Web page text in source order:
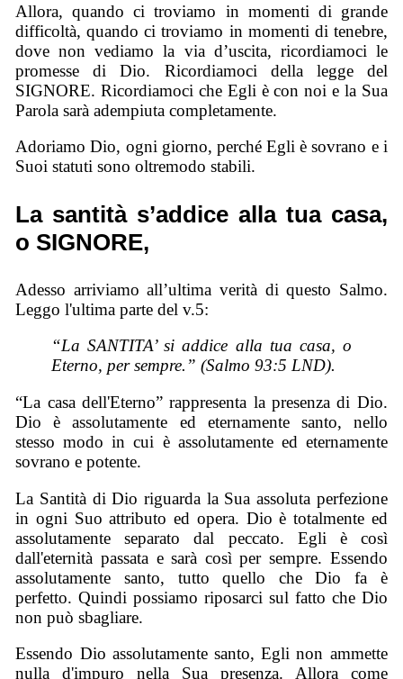
Allora, quando ci troviamo in momenti di grande
difficoltà, quando ci troviamo in momenti di tenebre,
dove non vediamo la via d’uscita, ricordiamoci le
promesse di Dio. Ricordiamoci della legge del
SIGNORE. Ricordiamoci che Egli è con noi e la Sua
Parola sarà adempiuta completamente.
Adoriamo Dio, ogni giorno, perché Egli è sovrano e i
Suoi statuti sono oltremodo stabili.
La santità s’addice alla tua casa,
o SIGNORE,
Adesso arriviamo all’ultima verità di questo Salmo.
Leggo l'ultima parte del v.5:
“La SANTITA’ si addice alla tua casa, o
Eterno, per sempre.” (Salmo 93:5 LND).
“La casa dell'Eterno” rappresenta la presenza di Dio.
Dio è assolutamente ed eternamente santo, nello
stesso modo in cui è assolutamente ed eternamente
sovrano e potente.
La Santità di Dio riguarda la Sua assoluta perfezione
in ogni Suo attributo ed opera. Dio è totalmente ed
assolutamente separato dal peccato. Egli è così
dall'eternità passata e sarà così per sempre. Essendo
assolutamente santo, tutto quello che Dio fa è
perfetto. Quindi possiamo riposarci sul fatto che Dio
non può sbagliare.
Essendo Dio assolutamente santo, Egli non ammette
nulla d'impuro nella Sua presenza. Allora come